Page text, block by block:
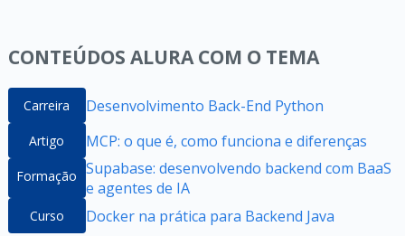
CONTEÚDOS ALURA COM O TEMA
Carreira Desenvolvimento Back-End Python
Artigo MCP: o que é, como funciona e diferenças
Formação Supabase: desenvolvendo backend com BaaS
e agentes de IA
Curso Docker na prática para Backend Java